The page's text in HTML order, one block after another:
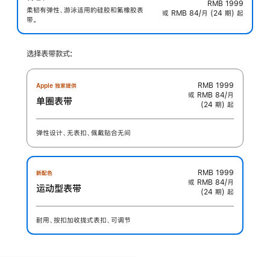
柔韧有弹性、游泳适用的硅胶和氟橡胶表
带。
RMB 1999
或 RMB 84/月 (24 期) 起
选择表带款式:
Apple 独家提供
单圈表带
RMB 1999
或 RMB 84/月
(24 期) 起
弹性设计、无表扣、佩戴贴合无间
新配色
运动型表带
RMB 1999
或 RMB 84/月
(24 期) 起
耐用、按扣加收拢式表扣、可调节